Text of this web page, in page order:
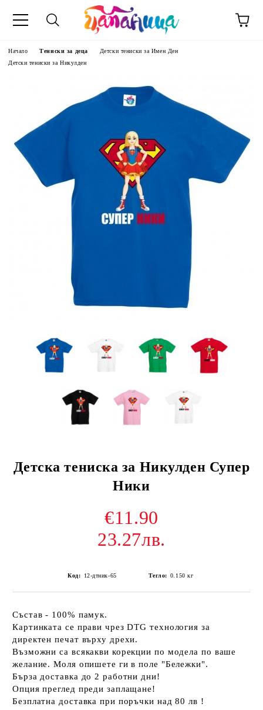
Начало Тениски за деца
Детски тениски за Имен Ден
Детски тениски за Никулден
Детска тениска за Никулден Супер
Ники
€11.90
23.27лв.
Код: 12-дтник-65 Тегло: 0.150 кг
Състав - 100% памук.
Картинката се прави чрез DTG технология за
директен печат върху дрехи.
Възможни са всякакви корекции по модела по ваше
желание. Моля опишете ги в поле "Бележки".
Бърза доставка до 2 работни дни!
Опция преглед преди заплащане!
Безплатна доставка при поръчки над 80 лв !